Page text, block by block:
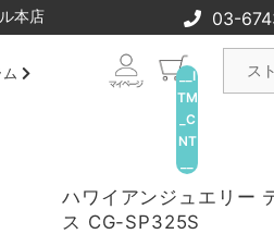
ル本店 03-
ム
__I
TM
_C
NT
ハワイアンジュエリー
ス CG-SP325S